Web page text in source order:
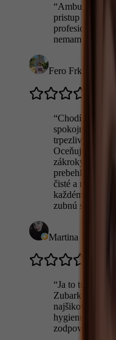
“Ambulanciu
pristup
profesionalnej
nemam co
Fero Frkala
“Chodím sem
spokojná.
trpezlivý a
Oceňujem
zákroky,
prebehli úplne
čisté a
každému, kto
zubnú
Martina Kasalová
“Ja to tu proste
Zubarka a
najšikovnejšie
hygienu tu
zodpovedne